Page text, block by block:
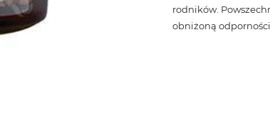
rodników.
obniżoną